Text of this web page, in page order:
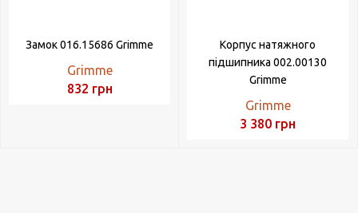
Замок 016.15686 Grimme
Grimme
832 грн
Корпус натяжного
підшипника 002.00130
Grimme
Grimme
3 380 грн